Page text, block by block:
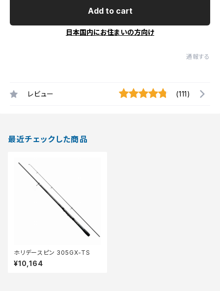
Add to cart
日本国内にお住まいの方向け
通報する
レビュー (111)
最近チェックした商品
ホリデースピン 305GX-TS
¥10,164